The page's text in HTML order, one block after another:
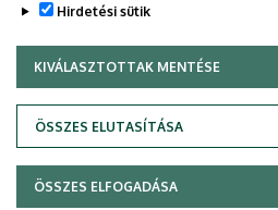
Adatvédelem
Hirdetési sütik
KIVÁLASZTOTTAK MENTÉSE
ÖSSZES ELUTASÍTÁSA
WITHDRAW CONSENT
ÖSSZES ELFOGADÁSA